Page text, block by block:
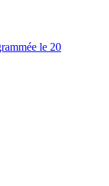
le 20